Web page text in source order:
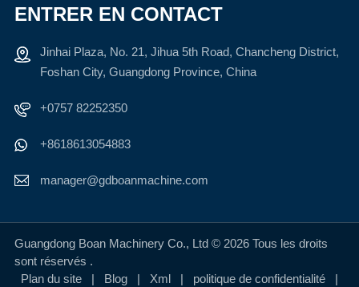
ENTRER EN CONTACT
Jinhai Plaza, No. 21, Jihua 5th Road, Chancheng District,
Foshan City, Guangdong Province, China
+0757 82252350
+8618613054883
manager@gdboanmachine.com
Guangdong Boan Machinery Co., Ltd © 2026 Tous les droits
sont réservés .
Plan du site
| Blog | Xml | politique de confidentialité |